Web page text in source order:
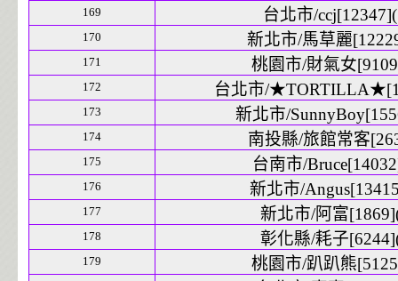
169 台北市/
170 新北市/馬草麗
171 桃園市/財氣女
172 台北市/
173 新北市/
174 南投縣/旅館常客
175 台南市/
176 新北市/
177 新北市/阿富
178 彰化縣/耗子
179 桃園市/趴趴熊